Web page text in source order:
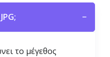
−
το μέγεθος